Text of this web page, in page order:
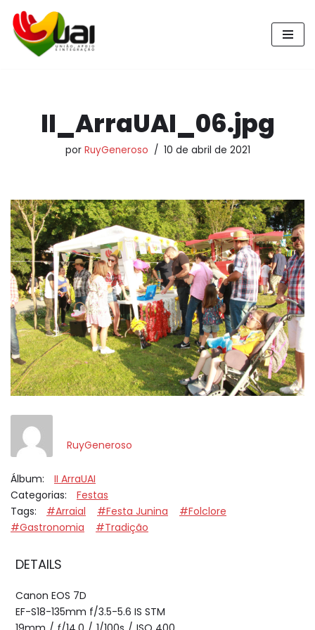
Pular
para
II_ArraUAI_06.jpg
por RuyGeneroso 10 de abril de 2021
RuyGeneroso
Álbum:
II ArraUAI
Categorias:
Festas
Tags:
#Arraial #Festa Junina
#Folclore
#Gastronomia
#Tradição
DETAILS
Canon EOS 7D
EF-S18-135mm f/3.5-5.6 IS STM